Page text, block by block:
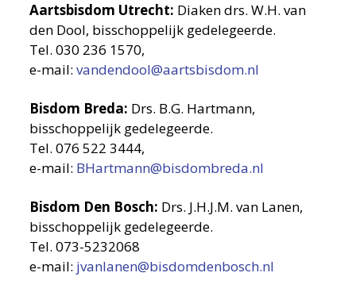
Aartsbisdom Utrecht: Diaken drs. W.H. van
den Dool, bisschoppelijk gedelegeerde.
Tel. 030 236 1570,
e-mail:vandendool@aartsbisdom.nl
Bisdom Breda: Drs. B.G. Hartmann,
bisschoppelijk gedelegeerde.
Tel. 076 522 3444,
e-mail: BHartmann@bisdombreda.nl
Bisdom Den Bosch: Drs. J.H.J.M. van Lanen,
bisschoppelijk gedelegeerde.
Tel. 073-5232068
e-mail: jvanlanen@bisdomdenbosch.nl